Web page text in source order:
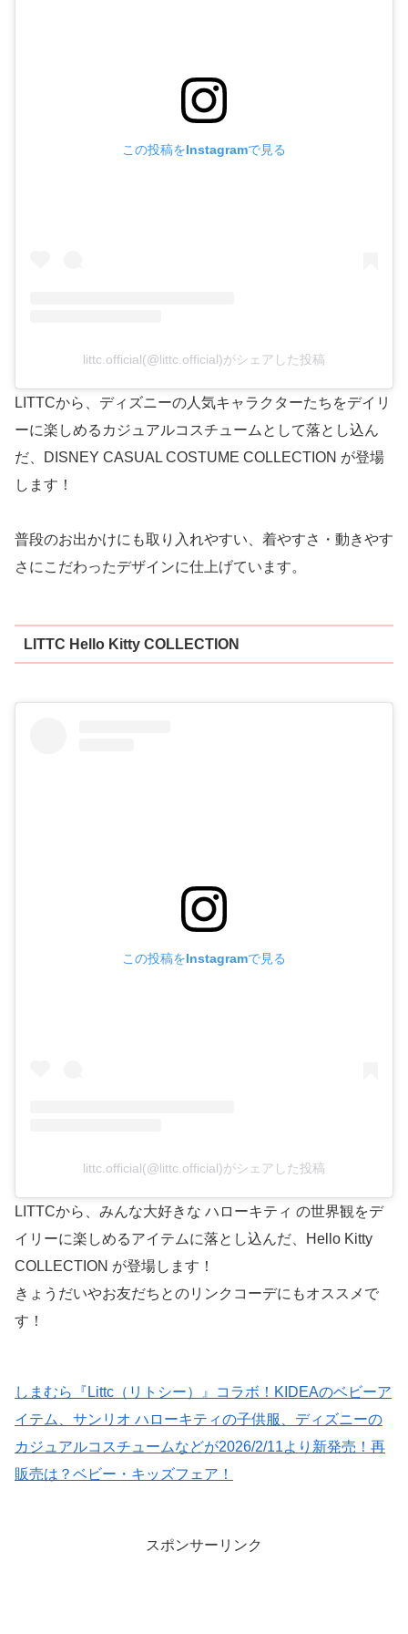
この投稿をInstagramで見る
littc.official(@littc.official)がシェアした投稿
LITTCから、ディズニーの人気キャラクターたちをデイリ
ーに楽しめるカジュアルコスチュームとして落とし込ん
だ、DISNEY CASUAL COSTUME COLLECTION が登場
します！
普段のお出かけにも取り入れやすい、着やすさ・動きやす
さにこだわったデザインに仕上げています。
LITTC Hello Kitty COLLECTION
この投稿をInstagramで見る
littc.official(@littc.official)がシェアした投稿
LITTCから、みんな大好きな ハローキティ の世界観をデ
イリーに楽しめるアイテムに落とし込んだ、Hello Kitty
COLLECTION が登場します！
きょうだいやお友だちとのリンクコーデにもオススメで
す！
しまむら『Littc（リトシー）』コラボ！KIDEAのベビーア
イテム、サンリオ ハローキティの子供服、ディズニーの
カジュアルコスチュームなどが2026/2/11より新発売！再
販売は？ベビー・キッズフェア！
スポンサーリンク